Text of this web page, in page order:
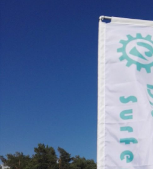
Segelmacher auf Rügen, Kite- und
Planen,